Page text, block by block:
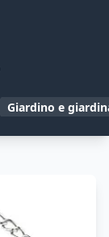
Giardino e